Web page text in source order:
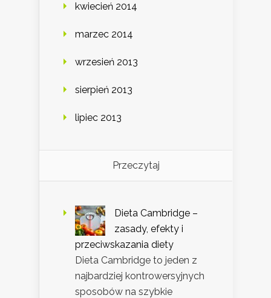
kwiecień 2014
marzec 2014
wrzesień 2013
sierpień 2013
lipiec 2013
Przeczytaj
Dieta Cambridge –
zasady, efekty i
przeciwskazania diety
Dieta Cambridge to jeden z
najbardziej kontrowersyjnych
sposobów na szybkie